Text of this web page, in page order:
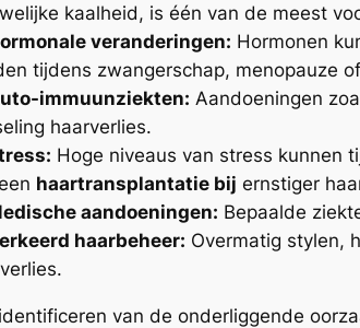
kaalheid, is één van de meest
veranderingen: Hormonen
tijdens zwangerschap, menopauze
immuunziekten: Aandoeningen
haarverlies.
Hoge niveaus van stress kunnen
haartransplantatie bij ernstiger
aandoeningen: Bepaalde
haarbeheer: Overmatig stylen,
van de onderliggende